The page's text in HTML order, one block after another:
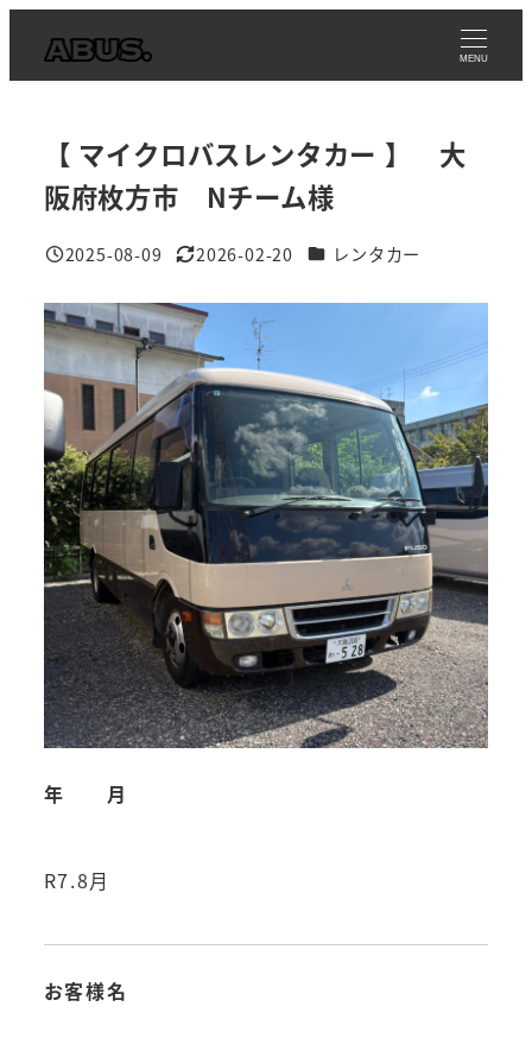
MENU
【 マイクロバスレンタカー 】 大
阪府枚方市 Nチーム様
投稿日
2025-08-09
更新日
2026-02-20 事例カテゴリ
レンタカー
年 月
R7.8月
お客様名